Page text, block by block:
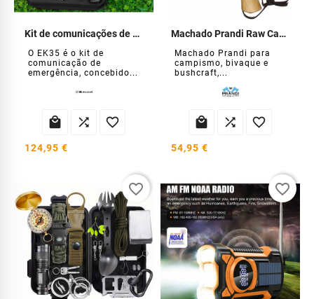
Kit de comunicações de emergência Midland EK35
O EK35 é o kit de
comunicação de
emergência, concebido...
  
124,95 €
Machado Prandi Raw Camp
Machado Prandi para
campismo, bivaque e
bushcraft,...
  
54,95 €
favorite_border favorite_border